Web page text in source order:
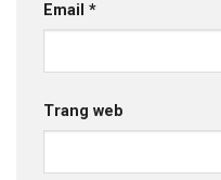
Email *
Trang web